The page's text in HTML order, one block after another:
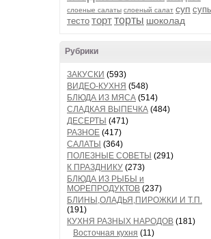
слоеные салаты слоеный салат суп
тесто тортторты шоколад
Рубрики
ЗАКУСКИ (593)
ВИДЕО-КУХНЯ (548)
БЛЮДА ИЗ МЯСА (514)
СЛАДКАЯ ВЫПЕЧКА (484)
ДЕСЕРТЫ (471)
РАЗНОЕ (417)
САЛАТЫ (364)
ПОЛЕЗНЫЕ СОВЕТЫ (291)
К ПРАЗДНИКУ (273)
БЛЮДА ИЗ РЫБЫ и
МОРЕПРОДУКТОВ (237)
БЛИНЫ,ОЛАДЬЯ,ПИРОЖКИ И Т.П.
(191)
КУХНЯ РАЗНЫХ НАРОДОВ (181)
Восточная кухня (11)